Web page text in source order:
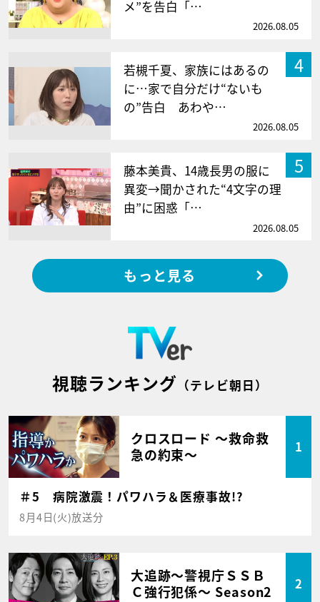
メ”を告白「…
2026.08.05
4
若槻千夏、家族にはあるの
に…家で自分だけ“ないも
の”告白 あわや…
2026.08.05
5
藤本美貴、14歳長男の服に
異変→聞かされた“4文字の理
由”に困惑「…
2026.08.05
もっと見る
視聴ランキング （テレビ朝日）
クロスロード ～救命救
急の約束～
1
＃5 病院激震！パワハラ＆医療事故!?
8月4日(火)放送分
大追跡～警視庁ＳＳＢ
Ｃ強行犯係～ Season2
2